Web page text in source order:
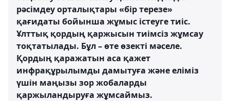
рәсімдеу орталықтары «бір терезе»
қағидаты бойынша жұмыс істеуге тиіс.
Ұлттық қордың қаржысын тиімсіз жұмсау
тоқтатылады. Бұл – өте өзекті мәселе.
Қордың қаражатын аса қажет
инфрақұрылымды дамытуға және еліміз
үшін маңызы зор жобаларды
қаржыландыруға жұмсаймыз.